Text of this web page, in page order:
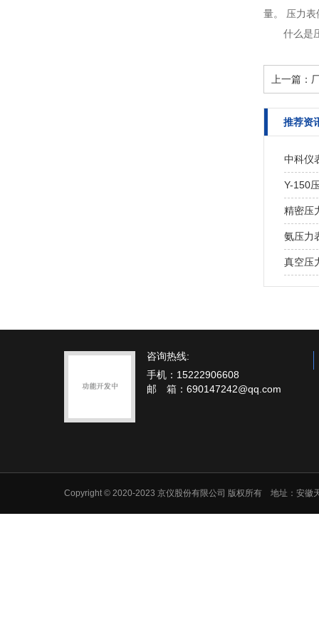
量。 压力
什么是
上一篇：
推荐资
中科仪
Y-150
精密压
氨压力
真空压
咨询热线:
手机：15222906608
邮 箱：690147242@qq.com
Copyright © 2020-2023 京仪股份有限公司 版权所有 地址：安